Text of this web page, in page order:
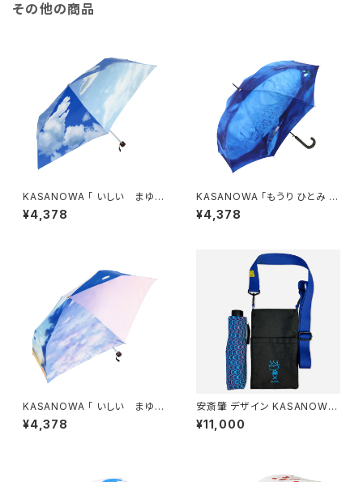
その他の商品
KASANOWA 「 いしい まゆみ
デザイン " 晴空 haresora "
」折りたたみ傘
¥4,378
KASANOWA 「もうり ひとみ デ
ザイン " 鯨と少年 " 」
¥4,378
KASANOWA 「 いしい まゆみ
デザイン " 彩空 irosora " 」
折りたたみ傘
¥4,378
安斎肇 デザイン KASANOWA-
Mine- カササコッシュ「Cat in t
he rain」
¥11,000